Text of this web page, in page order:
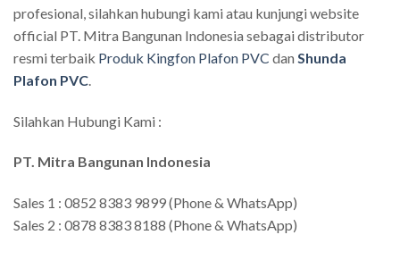
profesional, silahkan hubungi kami atau kunjungi website
official PT. Mitra Bangunan Indonesia sebagai distributor
resmi terbaik Produk Kingfon Plafon PVC dan Shunda
Plafon PVC
Silahkan Hubungi Kami :
PT. Mitra Bangunan Indonesia
Sales 1 : 0852 8383 9899 (Phone & WhatsApp)
Sales 2 : 0878 8383 8188 (Phone & WhatsApp)